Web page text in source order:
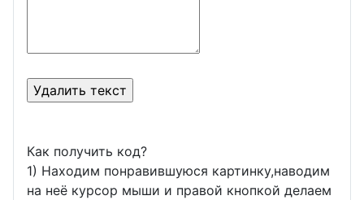
Как получить код?
1) Находим понравившуюся картинку,наводим
на неё курсор мыши и правой кнопкой делаем